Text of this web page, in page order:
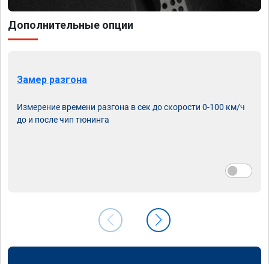
Дополнительные опции
Замер разгона
Измерение времени разгона в сек до скорости 0-100 км/ч
до и после чип тюнинга